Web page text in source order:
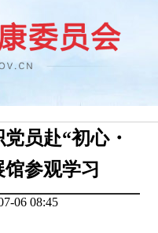
员赴“初心・
馆参观学习
06 08:45